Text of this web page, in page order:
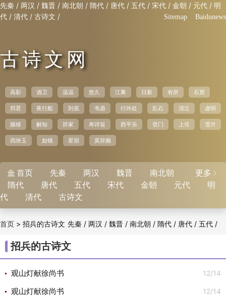
先秦 / 两汉 / 魏晋 / 南北朝 / 隋代 / 唐代 / 五代 / 宋代 / 金朝 / 元代 / 明
代 / 清代 / 古诗文 / Sitemap Baidunews
古诗文网
高影 酒卫 温温 悠久 江蓠 日新 有所 石窟
邦君 夜行船 到底 韦鼎 行吟处 乱石 清泛 虚明
频移 解知 辞家 寿诗翁 西平乐 登门 上弦 雪片
四块玉 如镜 星宿 莫辞频
更多 
 首页 先秦 两汉 魏晋
南北朝
隋代
唐代 五代 宋代 金朝 元代
明
代
清代 古诗文
先秦 /两汉 /魏晋 /南北朝 /隋代 / 唐代 /五代 /
首页 > 招兵的古诗文
招兵的古诗文
12/14
观山灯献徐尚书
12/14
观山灯献徐尚书